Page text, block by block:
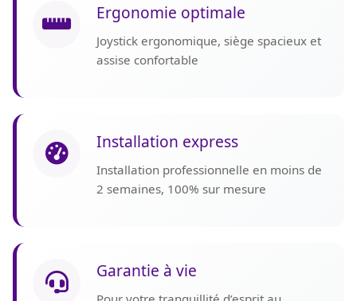
Ergonomie optimale
Joystick ergonomique, siège spacieux et
assise confortable
Installation express
Installation professionnelle en moins de
2 semaines, 100% sur mesure
Garantie à vie